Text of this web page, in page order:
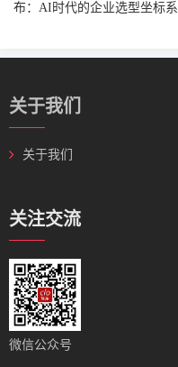
布：AI时代的企业选型坐标系
关于我们
关于我们
关注交流
微信公众号